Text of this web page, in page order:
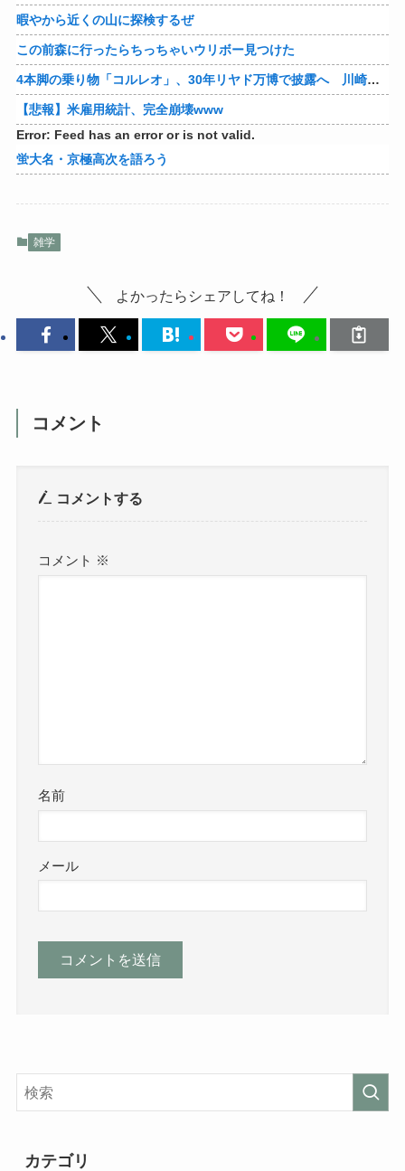
暇やから近くの山に探検するぜ
この前森に行ったらちっちゃいウリボー見つけた
4本脚の乗り物「コルレオ」、30年リヤド万博で披露へ 川崎重工が35年発売目指す
【悲報】米雇用統計、完全崩壊www
Error: Feed has an error or is not valid.
蛍大名・京極高次を語ろう
雑学
よかったらシェアしてね！
コメント
コメントする
コメント ※
名前
メール
カテゴリ